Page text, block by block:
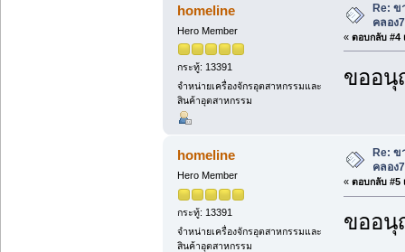
homeline
Hero Member
กระทู้: 13391
จำหน่ายเครื่องจักรอุตสาหกรรมและ
สินค้าอุตสาหกรรม
Re: ข
คลอง
« ตอบกลับ #4
ขออนุ
homeline
Hero Member
กระทู้: 13391
จำหน่ายเครื่องจักรอุตสาหกรรมและ
สินค้าอุตสาหกรรม
Re:
คลอง
« ตอบกลับ #5
ขออนุ